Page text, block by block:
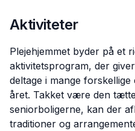
Aktiviteter
Plejehjemmet byder på et
aktivitetsprogram, der
deltage i mange
året. Takket være den
seniorboligerne, kan der
traditioner og